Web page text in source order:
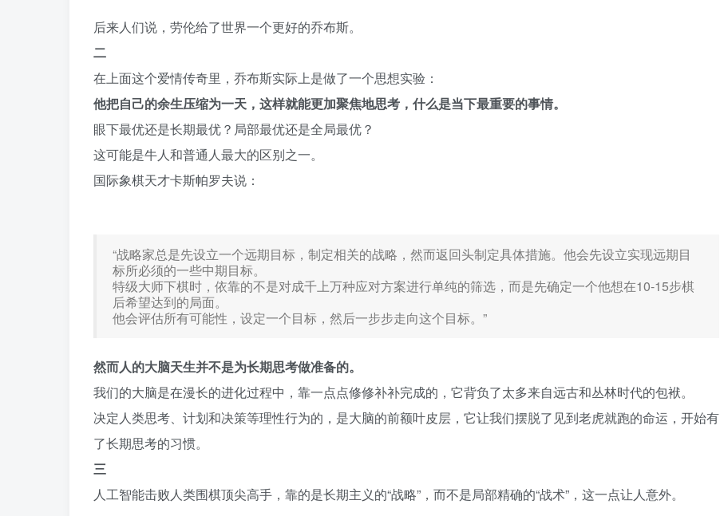
后来人们说，劳伦给了世界一个更好的乔布斯。
二
在上面这个爱情传奇里，乔布斯实际上是做了一个思想实验：
他把自己的余生压缩为一天，这样就能更加聚焦地思考，什么是当下最重要的事情。
眼下最优还是长期最优？局部最优还是全局最优？
这可能是牛人和普通人最大的区别之一。
国际象棋天才卡斯帕罗夫说：
“战略家总是先设立一个远期目标，制定相关的战略，然而返回头制定具体措施。他会先设立实现远期目
标所必须的一些中期目标。
特级大师下棋时，依靠的不是对成千上万种应对方案进行单纯的筛选，而是先确定一个他想在10-15步棋
后希望达到的局面。
他会评估所有可能性，设定一个目标，然后一步步走向这个目标。”
然而人的大脑天生并不是为长期思考做准备的。
我们的大脑是在漫长的进化过程中，靠一点点修修补补完成的，它背负了太多来自远古和丛林时代的包袱。
决定人类思考、计划和决策等理性行为的，是大脑的前额叶皮层，它让我们摆脱了见到老虎就跑的命运，开始有
了长期思考的习惯。
三
人工智能击败人类围棋顶尖高手，靠的是长期主义的“战略”，而不是局部精确的“战术”，这一点让人意外。